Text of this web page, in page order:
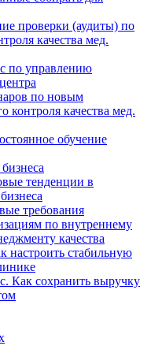
проверки (аудиты) по
качества мед.
по управлению
по новым
контроля качества мед.
обучение
тенденции в
требования
по внутреннему
качества
настроить стабильную
Как сохранить выручку